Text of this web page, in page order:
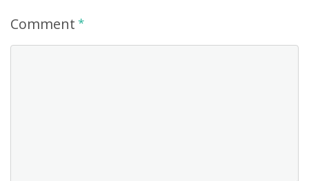
Comment *